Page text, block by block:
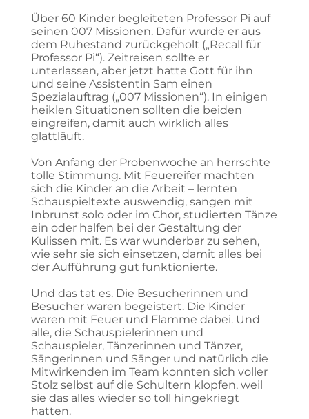
Über 60 Kinder begleiteten Professor Pi auf
seinen 007 Missionen. Dafür wurde er aus
dem Ruhestand zurückgeholt („Recall für
Professor Pi“). Zeitreisen sollte er
unterlassen, aber jetzt hatte Gott für ihn
und seine Assistentin Sam einen
Spezialauftrag („007 Missionen“). In einigen
heiklen Situationen sollten die beiden
eingreifen, damit auch wirklich alles
glattläuft.
Von Anfang der Probenwoche an herrschte
tolle Stimmung. Mit Feuereifer machten
sich die Kinder an die Arbeit – lernten
Schauspieltexte auswendig, sangen mit
Inbrunst solo oder im Chor, studierten Tänze
ein oder halfen bei der Gestaltung der
Kulissen mit. Es war wunderbar zu sehen,
wie sehr sie sich einsetzen, damit alles bei
der Aufführung gut funktionierte.
Und das tat es. Die Besucherinnen und
Besucher waren begeistert. Die Kinder
waren mit Feuer und Flamme dabei. Und
alle, die Schauspielerinnen und
Schauspieler, Tänzerinnen und Tänzer,
Sängerinnen und Sänger und natürlich die
Mitwirkenden im Team konnten sich voller
Stolz selbst auf die Schultern klopfen, weil
sie das alles wieder so toll hingekriegt
hatten.